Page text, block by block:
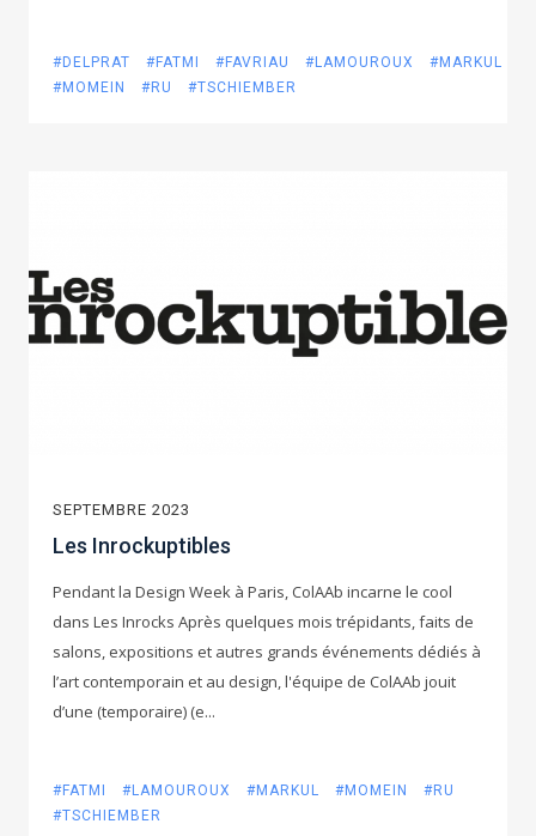
#DELPRAT #FATMI #FAVRIAU #LAMOUROUX
#MARKUL
#MOMEIN
#RU #TSCHIEMBER
SEPTEMBRE 2023
Les Inrockuptibles
Pendant la Design Week à Paris, ColAAb incarne le cool
dans Les Inrocks Après quelques mois trépidants, faits de
salons, expositions et autres grands événements dédiés à
l’art contemporain et au design, l'équipe de ColAAb jouit
d’une (temporaire) (e...
#FATMI #LAMOUROUX #MARKUL #MOMEIN
#RU
#TSCHIEMBER